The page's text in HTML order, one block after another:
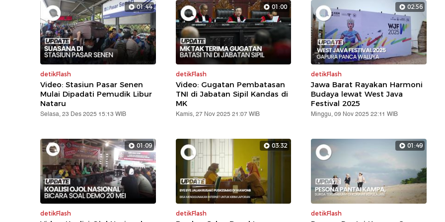
01:44
detikFlash
Video: Stasiun Pasar Senen
Mulai Dipadati Pemudik Libur
Nataru
Selasa, 23 Des 2025 15:13 WIB
01:00
detikFlash
Video: Gugatan Pembatasan
TNI di Jabatan Sipil Kandas di
MK
Kamis, 27 Nov 2025 21:07 WIB
02:56
detikFlash
Jawa Barat Rayakan Harmoni
Budaya lewat West Java
Festival 2025
Minggu, 09 Nov 2025 22:11 WIB
01:09
detikFlash
03:32
detikFlash
01:49
detikFlash